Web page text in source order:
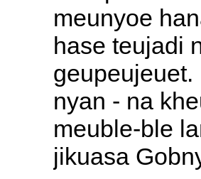
meunyoe
hase teujadi
nyan - na
meuble-ble
jikuasa